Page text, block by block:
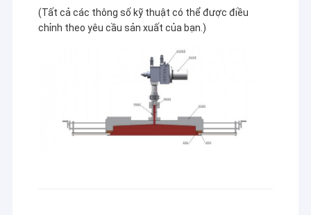
(Tất cả các thông số kỹ thuật có thể được điều
chỉnh theo yêu cầu sản xuất của bạn.)